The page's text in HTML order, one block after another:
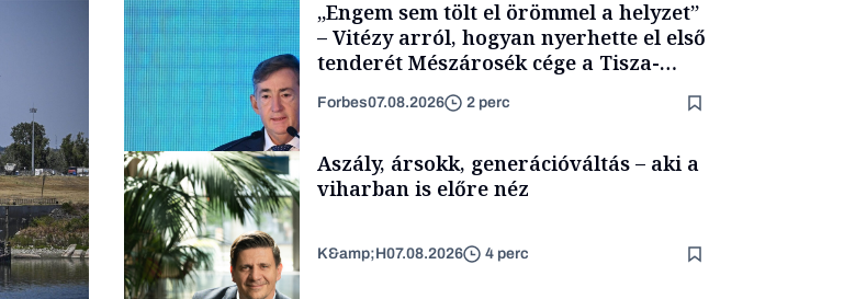
„Engem sem tölt el örömmel a helyzet”
– Vitézy arról, hogyan nyerhette el első
tenderét Mészárosék cége a Tisza-
Forbes07.08.2026 2 perc
Aszály, ársokk, generációváltás – aki a
viharban is előre néz
K&amp;H07.08.2026 4 perc